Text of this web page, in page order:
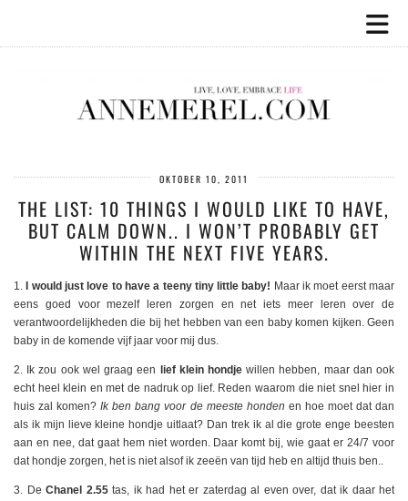
OKTOBER 10, 2011
THE LIST: 10 THINGS I WOULD LIKE TO HAVE,
BUT CALM DOWN.. I WON’T PROBABLY GET
WITHIN THE NEXT FIVE YEARS.
1. I would just love to have a teeny tiny little baby! Maar ik moet eerst maar
eens goed voor mezelf leren zorgen en net iets meer leren over de
verantwoordelijkheden die bij het hebben van een baby komen kijken. Geen
baby in de komende vijf jaar voor mij dus.
2. Ik zou ook wel graag een lief klein hondjewillen hebben, maar dan ook
echt heel klein en met de nadruk op lief. Reden waarom die niet snel hier in
huis zal komen?Ik ben bang voor de meeste honden en hoe moet dat dan
als ik mijn lieve kleine hondje uitlaat? Dan trek ik al die grote enge beesten
aan en nee, dat gaat hem niet worden. Daar komt bij, wie gaat er 24/7 voor
dat hondje zorgen, het is niet alsof ik zeeën van tijd heb en altijd thuis ben..
3. De Chanel 2.55tas, ik had het er zaterdag al even over, dat ik daar het